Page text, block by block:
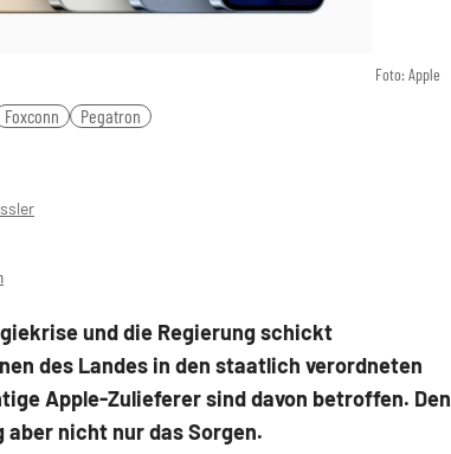
Foto: Apple
Foxconn Pegatron
und die Regierung schickt
des Landes in den staatlich verordneten
Apple-Zulieferer sind davon betroffen. Den
nicht nur das Sorgen.